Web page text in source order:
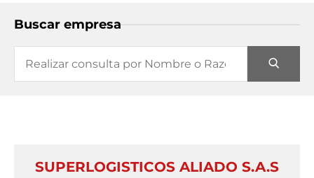
Buscar empresa
SUPERLOGISTICOS ALIADO S.A.S